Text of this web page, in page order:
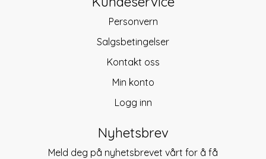
Personvern
Salgsbetingelser
Kontakt oss
Min konto
Logg inn
Nyhetsbrev
Meld deg på nyhetsbrevet vårt for å få